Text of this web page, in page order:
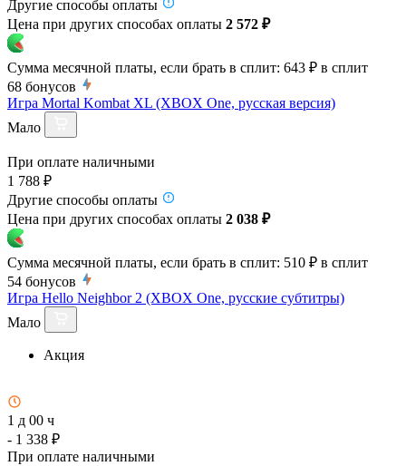
Другие способы оплаты
Цена при других способах оплаты 2 572 ₽
Сумма месячной платы, если брать в сплит: 643 ₽ в сплит
68 бонусов
Игра Mortal Kombat XL (XBOX One, русская версия)
Мало
При оплате наличными
1 788 ₽
Другие способы оплаты
Цена при других способах оплаты 2 038 ₽
Сумма месячной платы, если брать в сплит: 510 ₽ в сплит
54 бонусов
Игра Hello Neighbor 2 (XBOX One, русские субтитры)
Мало
Акция
1 д 00 ч
- 1 338 ₽
При оплате наличными